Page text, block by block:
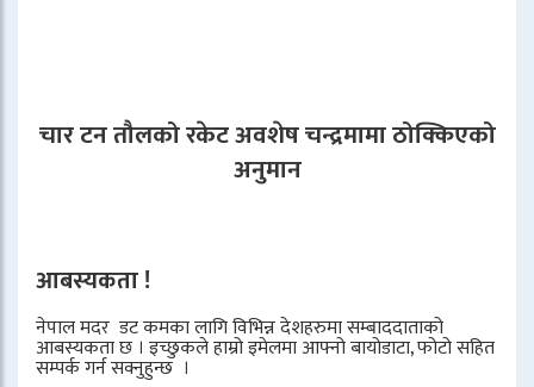
चार टन तौलको रकेट अवशेष चन्द्रमामा ठोक्किएको
अनुमान
आबस्यकता !
नेपाल मदर डट कमका लागि विभिन्न देशहरुमा सम्बाददाताको
आबस्यकता छ । इच्छुकले हाम्रो इमेलमा आफ्नो बायोडाटा, फोटो सहित
सम्पर्क गर्न सक्नुहुन्छ ।